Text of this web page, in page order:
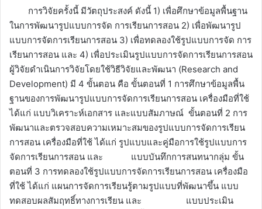
การวิจัยครั้งนี้ มีวัตถุประสงค์ ดังนี้ 1) เพื่อศึกษาข้อมูลพื้นฐาน
ในการพัฒนารูปแบบการจัด การเรียนการสอน 2) เพื่อพัฒนารูป
แบบการจัดการเรียนการสอน 3) เพื่อทดลองใช้รูปแบบการจัด การ
เรียนการสอน และ 4) เพื่อประเมินรูปแบบการจัดการเรียนการสอน
ผู้วิจัยดำเนินการวิจัยโดยใช้วิธีวิจัยและพัฒนา (Research and
Development) มี 4 ขั้นตอน คือ ขั้นตอนที่ 1 การศึกษาข้อมูลพื้น
ฐานของการพัฒนารูปแบบการจัดการเรียนการสอน เครื่องมือที่ใช้
ได้แก่ แบบวิเคราะห์เอกสาร และแบบสัมภาษณ์ ขั้นตอนที่ 2 การ
พัฒนาและตรวจสอบความเหมาะสมของรูปแบบการจัดการเรียน
การสอน เครื่องมือที่ใช้ ได้แก่ รูปแบบและคู่มือการใช้รูปแบบการ
จัดการเรียนการสอน และ แบบบันทึกการสนทนากลุ่ม ขั้น
ตอนที่ 3 การทดลองใช้รูปแบบการจัดการเรียนการสอน เครื่องมือ
ที่ใช้ ได้แก่ แผนการจัดการเรียนรู้ตามรูปแบบที่พัฒนาขึ้น แบบ
ทดสอบผลสัมฤทธิ์ทางการเรียน และ แบบประเมิน